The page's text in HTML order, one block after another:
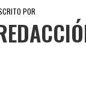
POR